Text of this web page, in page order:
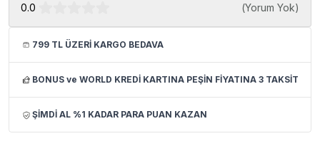
0.0 (Yorum Yok)
799 TL ÜZERİ KARGO BEDAVA
BONUS ve WORLD KREDİ KARTINA PEŞİN FİYATINA 3 TAKSİT
ŞİMDİ AL %1 KADAR PARA PUAN KAZAN